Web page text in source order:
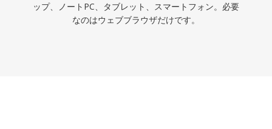
ップ、ノートPC、タブレット、スマートフォン。必要
なのはウェブブラウザだけです。